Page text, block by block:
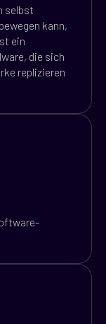
selbst
kann,
ein
die sich
replizieren